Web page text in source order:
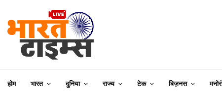
होम भारत दुनिया राज्य टेक बिज़नस